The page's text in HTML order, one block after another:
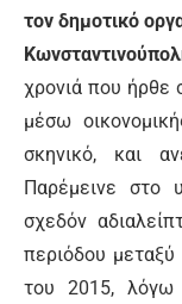
τον δημοτικό
χρονιά που ήρθε
μέσω
σκηνικό, και
Παρέμεινε στο
σχεδόν
περιόδου
του 2015, λόγω